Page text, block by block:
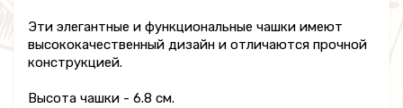
Эти элегантные и функциональные чашки имеют
высококачественный дизайн и отличаются прочной
конструкцией.
Высота чашки - 6.8 см.